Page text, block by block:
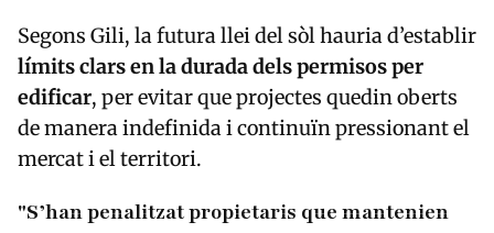
Segons Gili, la futura llei del sòl hauria d’establir
límits clars en la durada dels permisos per
edificar, per evitar que projectes quedin oberts
de manera indefinida i continuïn pressionant el
mercat i el territori.
"S’han penalitzat propietaris que mantenien